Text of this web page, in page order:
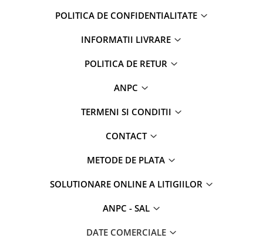
POLITICA DE CONFIDENTIALITATE
INFORMATII LIVRARE
POLITICA DE RETUR
ANPC
TERMENI SI CONDITII
CONTACT
METODE DE PLATA
SOLUTIONARE ONLINE A LITIGIILOR
ANPC - SAL
DATE COMERCIALE